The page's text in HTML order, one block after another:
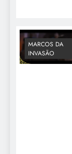
MARCOS DA
INVASÃO